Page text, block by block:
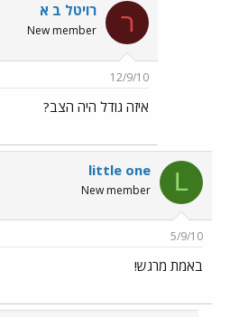
ר רויטל ב א
New member
12/9/10
איזה גודל היה הצב?
L
little one
New member
5/9/10
באמת מרגש!